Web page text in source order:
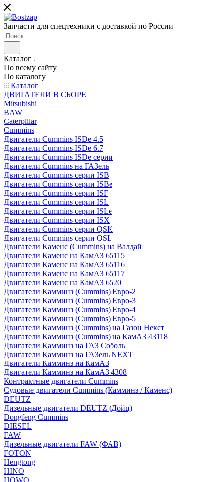
Запчасти для спецтехники с доставкой по России
Каталог
По всему сайту
По каталогу
Каталог
ДВИГАТЕЛИ В СБОРЕ
Mitsubishi
BAW
Caterpillar
Cummins
Двигатели Cummins ISDe 4.5
Двигатели Cummins ISDe 6.7
Двигатели Cummins ISDe серии
Двигатели Cummins на ГАЗель
Двигатели Cummins серии ISB
Двигатели Cummins серии ISBe
Двигатели Cummins серии ISF
Двигатели Cummins серии ISL
Двигатели Cummins серии ISLe
Двигатели Cummins серии ISX
Двигатели Cummins серии QSK
Двигатели Cummins серии QSL
Двигатели Каменс (Cummins) на Валдай
Двигатели Каменс на КамАЗ 65115
Двигатели Каменс на КамАЗ 65116
Двигатели Каменс на КамАЗ 65117
Двигатели Каменс на КамАЗ 6520
Двигатели Камминз (Cummins) Евро-2
Двигатели Камминз (Cummins) Евро-3
Двигатели Камминз (Cummins) Евро-4
Двигатели Камминз (Cummins) Евро-5
Двигатели Камминз (Cummins) на Газон Некст
Двигатели Камминз (Cummins) на КамАЗ 43118
Двигатели Камминз на ГАЗ Соболь
Двигатели Камминз на ГАЗель NEXT
Двигатели Камминз на КамАЗ
Двигатели Камминз на КамАЗ 4308
Контрактные двигатели Cummins
Судовые двигатели Cummins (Камминз / Каменс)
DEUTZ
Дизельные двигатели DEUTZ (Дойц)
Dongfeng Cummins
DIESEL
FAW
Дизельные двигатели FAW (ФАВ)
FOTON
Hengtong
HINO
HOWO